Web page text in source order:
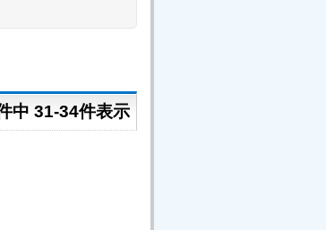
中 31-34件表示